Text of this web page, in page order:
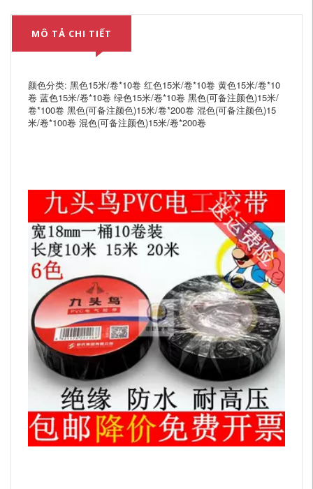
MÔ TẢ CHI TIẾT
颜色分类: 黑色15米/卷*10卷 红色15米/卷*10卷 黄色15米/卷*10
卷 蓝色15米/卷*10卷 绿色15米/卷*10卷 黑色(可备注颜色)15米/
卷*100卷 黑色(可备注颜色)15米/卷*200卷 混色(可备注颜色)15
米/卷*100卷 混色(可备注颜色)15米/卷*200卷